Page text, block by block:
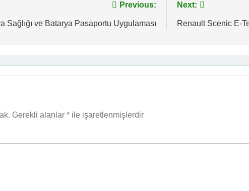
Previous:
Sağlığı ve Batarya Pasaportu Uygulaması
Next:
Renault Scenic E-
Gerekli alanlar * ile işaretlenmişlerdir